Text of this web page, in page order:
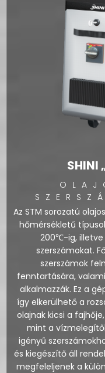
SHINI
Az STM sorozatú
hőmérsékletű
200℃-ig,
szerszámokat.
szerszámok
fenntartására,
alkalmazzák. Ez a
így elkerülhető a
olajnak kicsi a
mint a
igényű
és kiegészítő áll
megfeleljenek a